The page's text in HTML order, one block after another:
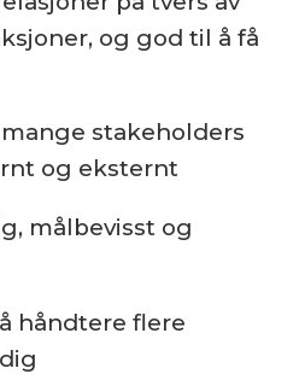
og god til å få
mange stakeholders
og eksternt
målbevisst og
håndtere flere